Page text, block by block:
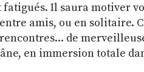
Il saura motiver
amis, ou en solitaire.
de
en immersion totale